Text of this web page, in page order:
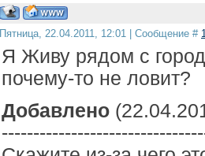
Пятница, 22.04.2011, 12:01 | Сообщение #
Я Живу рядом с
почему-то не ловит?
Добавлено